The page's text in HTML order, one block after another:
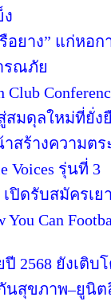
ง
อยาง” แก่หอ
รณภัย
สมดุลใหม่ที่ยั่ง
สร้างความต
Voices รุ่นที่ 3
ปิดรับสมัครเ
Can
2568 ยังเติบ
สุขภาพ–ยูนิต